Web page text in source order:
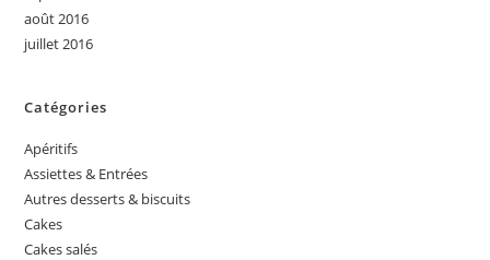
août 2016
juillet 2016
Catégories
Apéritifs
Assiettes & Entrées
Autres desserts & biscuits
Cakes
Cakes salés